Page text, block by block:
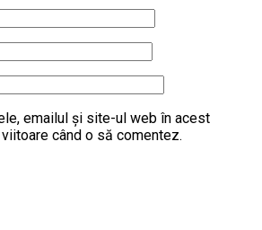
emailul și site-ul web în acest
când o să comentez.